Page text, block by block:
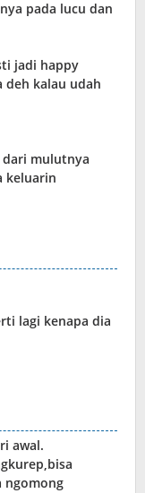
pada lucu dan
jadi happy
deh kalau udah
dari mulutnya
keluarin
lagi kenapa dia
awal.
ngomong